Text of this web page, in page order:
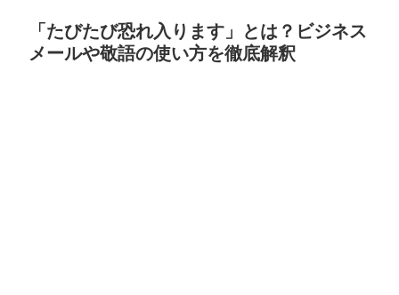
「たびたび恐れ入ります」とは？ビジネス
メールや敬語の使い方を徹底解釈